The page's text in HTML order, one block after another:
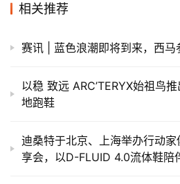
相关推荐
赛讯 | 蓝色浪潮即将到来，西马
以稳 致远 ARC’TERYX始祖鸟
地跑鞋
迪桑特于北京、上海举办行动
享会，以D-FLUID 4.0流体鞋陪